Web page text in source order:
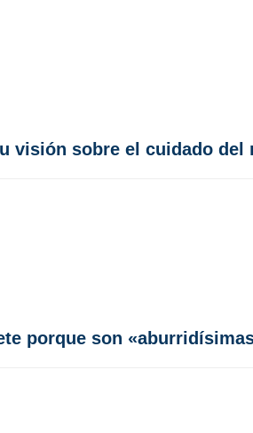
visión sobre el cuidado del
porque son